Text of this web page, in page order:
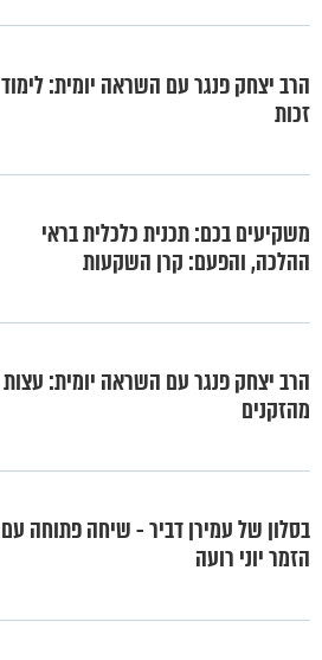
הרב יצחק פנגר עם השראה יומית: לימוד
זכות
משקיעים בכם: תכנית כלכלית בראי
ההלכה, והפעם: קרן השקעות
הרב יצחק פנגר עם השראה יומית: עצות
מהזקנים
בסלון של עמירן דביר - שיחה פתוחה עם
הזמר יוני רועה